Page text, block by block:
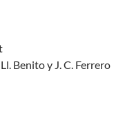
Benito y J. C. Ferrero